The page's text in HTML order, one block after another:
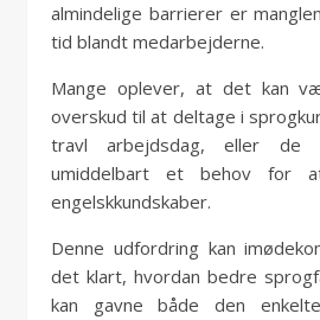
almindelige barrierer er
tid blandt medarbejderne.
Mange oplever, at det kan
overskud til at deltage i
travl arbejdsdag, eller de
umiddelbart et behov for
engelskkundskaber.
Denne udfordring kan
det klart, hvordan bedre
kan gavne både den